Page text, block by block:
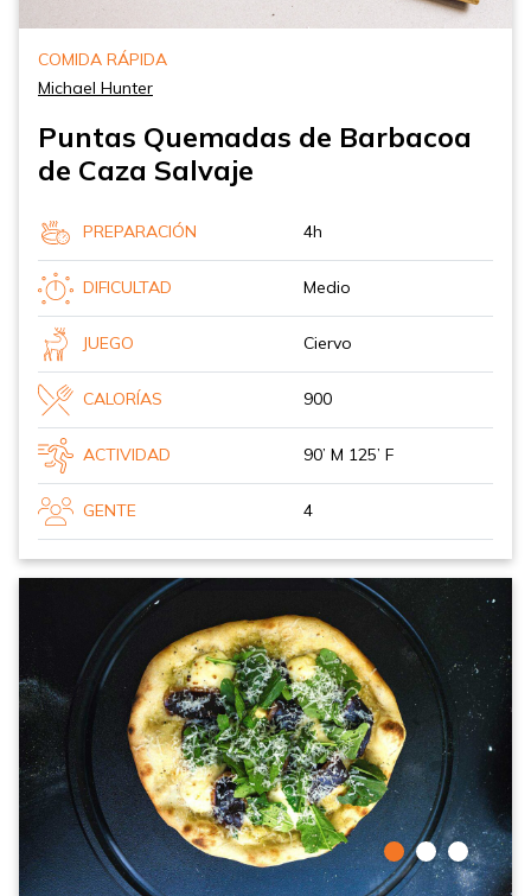
COMIDA RÁPIDA
Michael Hunter
Puntas Quemadas de Barbacoa
de Caza Salvaje
PREPARACIÓN 4h
DIFICULTAD Medio
JUEGO Ciervo
CALORÍAS 900
ACTIVIDAD 90’ M 125’ F
GENTE 4